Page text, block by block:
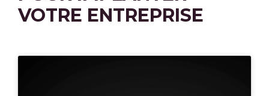
VOTRE ENTREPRISE